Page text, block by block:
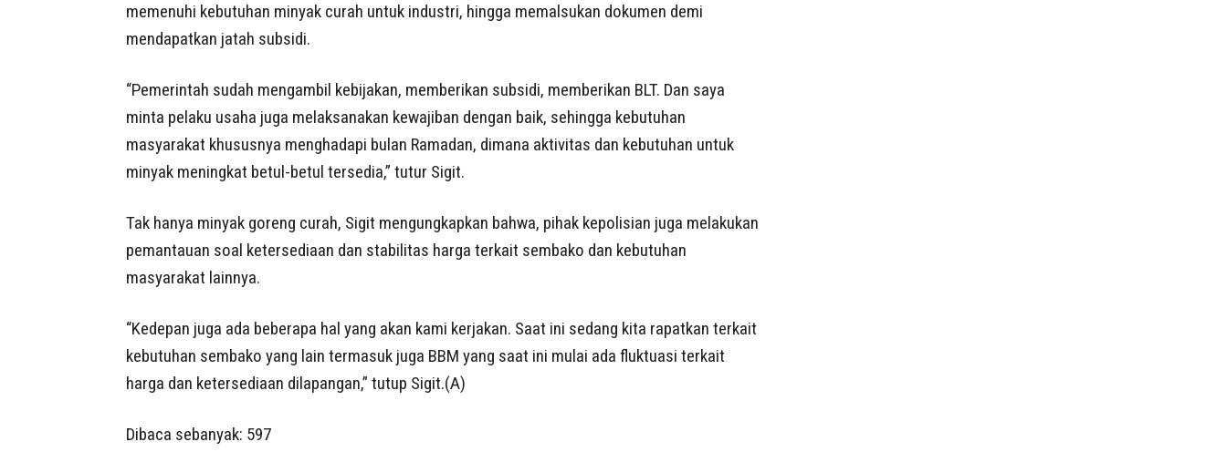
memenuhi kebutuhan minyak curah untuk industri, hingga memalsukan dokumen demi
mendapatkan jatah subsidi.
“Pemerintah sudah mengambil kebijakan, memberikan subsidi, memberikan BLT. Dan saya
minta pelaku usaha juga melaksanakan kewajiban dengan baik, sehingga kebutuhan
masyarakat khususnya menghadapi bulan Ramadan, dimana aktivitas dan kebutuhan untuk
minyak meningkat betul-betul tersedia,” tutur Sigit.
Tak hanya minyak goreng curah, Sigit mengungkapkan bahwa, pihak kepolisian juga melakukan
pemantauan soal ketersediaan dan stabilitas harga terkait sembako dan kebutuhan
masyarakat lainnya.
“Kedepan juga ada beberapa hal yang akan kami kerjakan. Saat ini sedang kita rapatkan terkait
kebutuhan sembako yang lain termasuk juga BBM yang saat ini mulai ada fluktuasi terkait
harga dan ketersediaan dilapangan,” tutup Sigit.(A)
Dibaca sebanyak: 597